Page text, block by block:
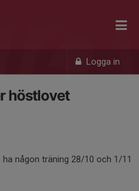
Logga in
höstlovet
någon träning 28/10 och 1/11